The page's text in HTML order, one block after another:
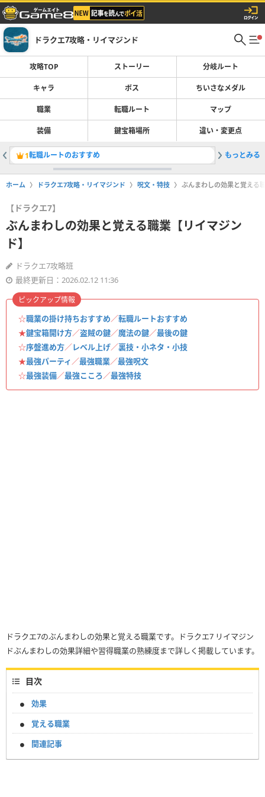
ドラクエ7攻略・リイマジンド
攻略TOP ストーリー 分岐ルート
キャラ ボス ちいさなメダル
職業 転職ルート マップ
装備 鍵宝箱場所 違い・変更点
1転職ルートのおすすめ 2ストー
もっとみる
ホーム ドラクエ7攻略・リイマジンド 呪文・特技 ぶんまわしの効果と覚える
【ドラクエ7】
ぶんまわしの効果と覚える職業【リイマジン
ド】
ドラクエ7攻略班
最終更新日：2026.02.12 11:36
☆職業の掛け持ちおすすめ／転職ルートおすすめ
★鍵宝箱開け方／盗賊の鍵／魔法の鍵／最後の鍵
☆序盤進め方／レベル上げ／裏技・小ネタ・小技
★最強パーティ／最強職業／最強呪文
☆最強装備／最強こころ／最強特技
ピックアップ情報
ドラクエ7のぶんまわしの効果と覚える職業です。ドラクエ7 リイマジン
ドぶんまわしの効果詳細や習得職業の熟練度まで詳しく掲載しています。
目次
効果
覚える職業
関連記事